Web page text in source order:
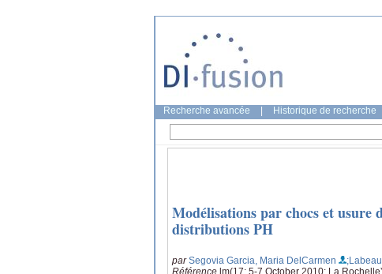
Recherche avancée Historique de recherche
Modélisations par chocs et usure
distributions PH
parSegovia Garcia, Maria DelCarmen
Référence lm(17: 5-7 October 2010: La